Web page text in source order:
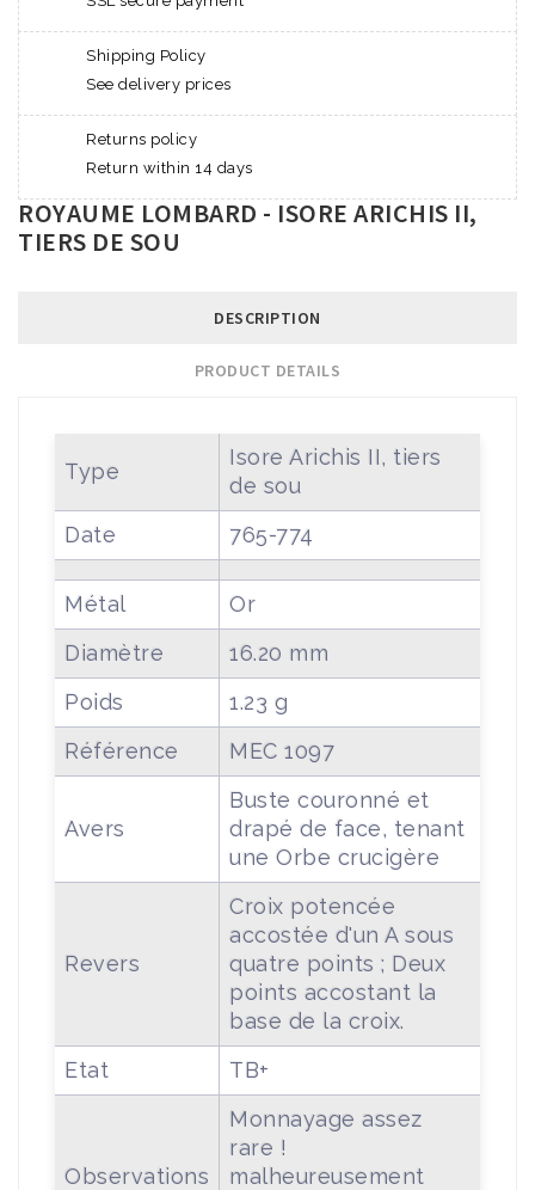
Shipping Policy
See delivery prices
Returns policy
Return within 14 days
ROYAUME LOMBARD - ISORE ARICHIS II,
TIERS DE SOU
DESCRIPTION
PRODUCT DETAILS
Type
Isore Arichis II, tiers
de sou
Date
765-774
Métal
Or
Diamètre
16.20 mm
Poids
1.23 g
Référence
MEC 1097
Avers
Buste couronné et
drapé de face, tenant
une Orbe crucigère
Revers
Croix potencée
accostée d'un A sous
quatre points ; Deux
points accostant la
base de la croix.
Etat
TB+
Observations
Monnayage assez
rare !
malheureusement